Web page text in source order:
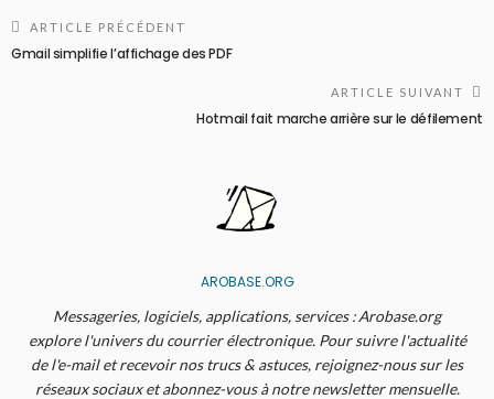
ARTICLE PRÉCÉDENT
Gmail simplifie l’affichage des PDF
ARTICLE SUIVANT
Hotmail fait marche arrière sur le défilement
AROBASE.ORG
Messageries, logiciels, applications, services : Arobase.org
explore l'univers du courrier électronique. Pour suivre l'actualité
de l'e-mail et recevoir nos trucs & astuces, rejoignez-nous sur les
réseaux sociaux et abonnez-vous à notre newsletter mensuelle.